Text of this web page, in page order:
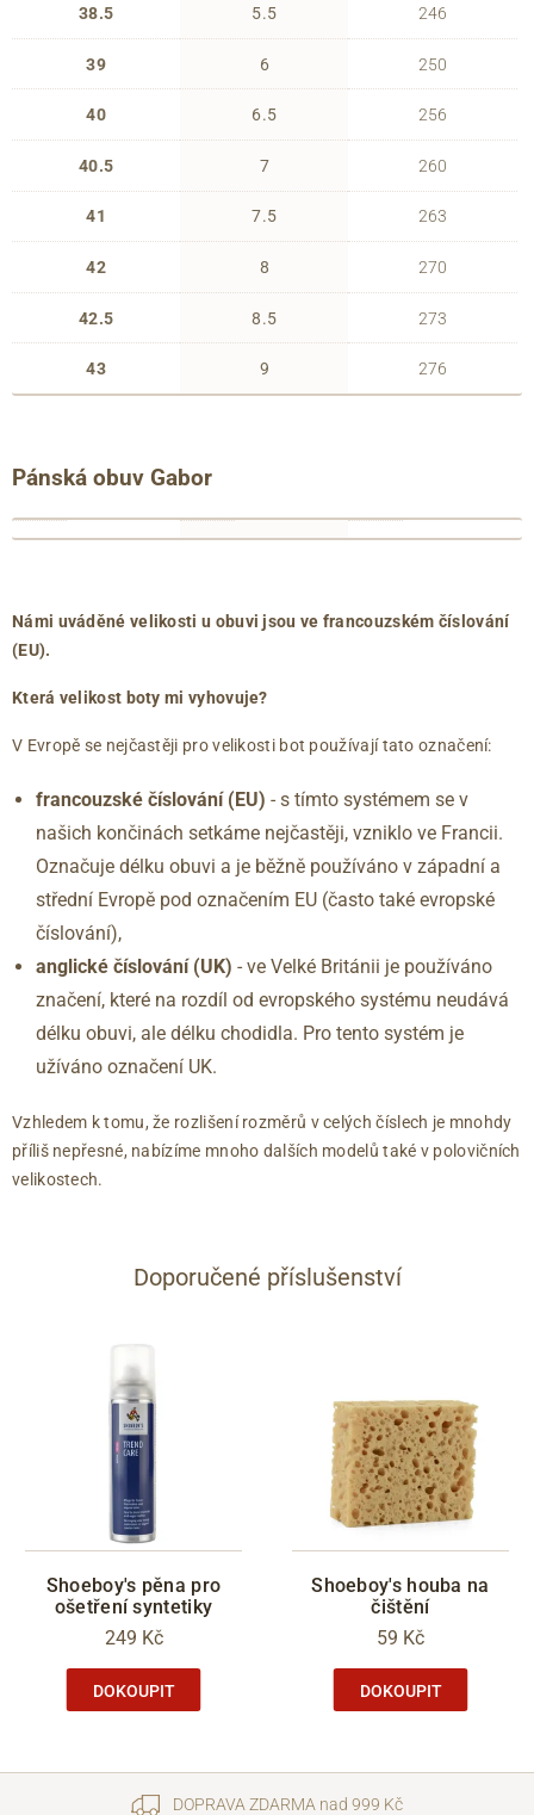
38.5
39
40
40.5
41
42
42.5
43
5.5
6
6.5
7
7.5
8
8.5
9
246
250
256
260
263
270
273
276
Pánská obuv Gabor
francouzské
40.5
42
42.5
44
44.5
45
46
46.5
47
anglické
8
9.5
10
10.5
11
12
délka
283
292
296
300
304
313
Námi uváděné velikosti u obuvi jsou ve francouzském číslování
(EU).
Která velikost boty mi vyhovuje?
V Evropě se nejčastěji pro velikosti bot používají tato označení:
francouzské číslování (EU) - s tímto systémem se v
našich končinách setkáme nejčastěji, vzniklo ve Francii.
Označuje délku obuvi a je běžně používáno v západní a
střední Evropě pod označením EU (často také evropské
číslování),
anglické číslování (UK) - ve Velké Británii je používáno
značení, které na rozdíl od evropského systému neudává
délku obuvi, ale délku chodidla. Pro tento systém je
užíváno označení UK.
Vzhledem k tomu, že rozlišení rozměrů v celých číslech je mnohdy
příliš nepřesné, nabízíme mnoho dalších modelů také v polovičních
velikostech.
Doporučené příslušenství
Shoeboy's pěna pro
ošetření syntetiky
249 Kč
DOKOUPIT
Shoeboy's houba na
čištění
59 Kč
DOKOUPIT
DOPRAVA ZDARMA nad 999 Kč